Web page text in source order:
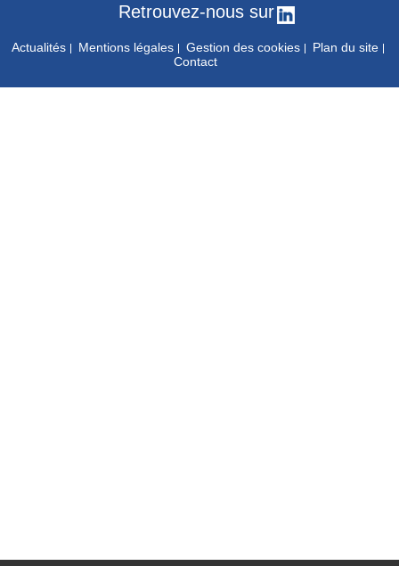
Retrouvez-nous sur
Actualités Mentions légales Gestion des cookies
Plan du site
Contact